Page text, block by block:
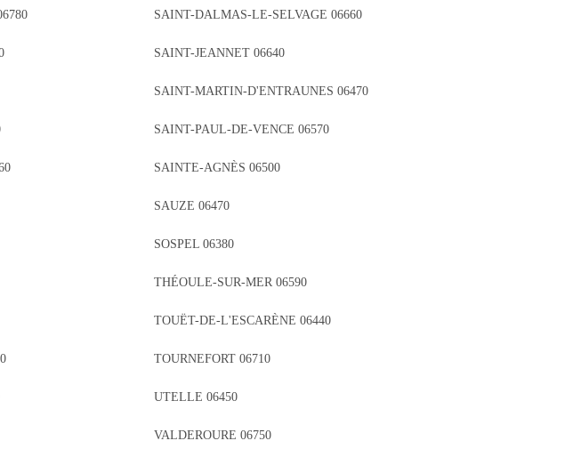
SAINT-DALMAS-LE-SELVAGE 06660
SAINT-JEANNET 06640
SAINT-MARTIN-D'ENTRAUNES 06470
SAINT-PAUL-DE-VENCE 06570
SAINTE-AGNÈS 06500
SAUZE 06470
SOSPEL 06380
THÉOULE-SUR-MER 06590
TOUËT-DE-L'ESCARÈNE 06440
TOURNEFORT 06710
UTELLE 06450
VALDEROURE 06750